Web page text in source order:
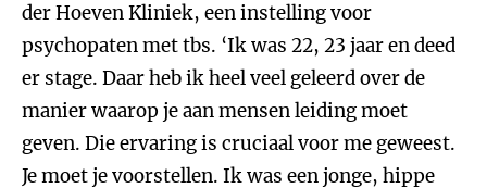
der Hoeven Kliniek, een instelling voor
psychopaten met tbs. ‘Ik was 22, 23 jaar en deed
er stage. Daar heb ik heel veel geleerd over de
manier waarop je aan mensen leiding moet
geven. Die ervaring is cruciaal voor me geweest.
Je moet je voorstellen. Ik was een jonge, hippe